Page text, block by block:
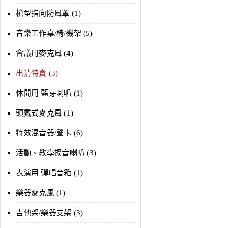
槍型指向防風罩 (1)
音樂工作桌/椅/機架 (5)
會議用麥克風 (4)
出清特賣 (3)
休閒用 藍芽喇叭 (1)
頭戴式麥克風 (1)
特效混音器/聲卡 (6)
活動、教學擴音喇叭 (3)
表演用 彈唱音箱 (1)
樂器麥克風 (1)
吉他架/樂器支架 (3)